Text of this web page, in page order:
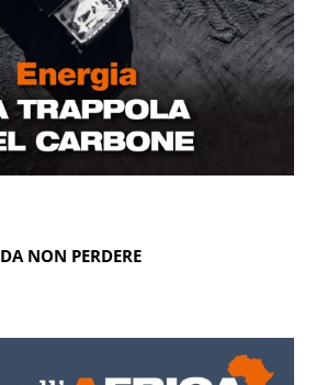
DA NON PERDERE